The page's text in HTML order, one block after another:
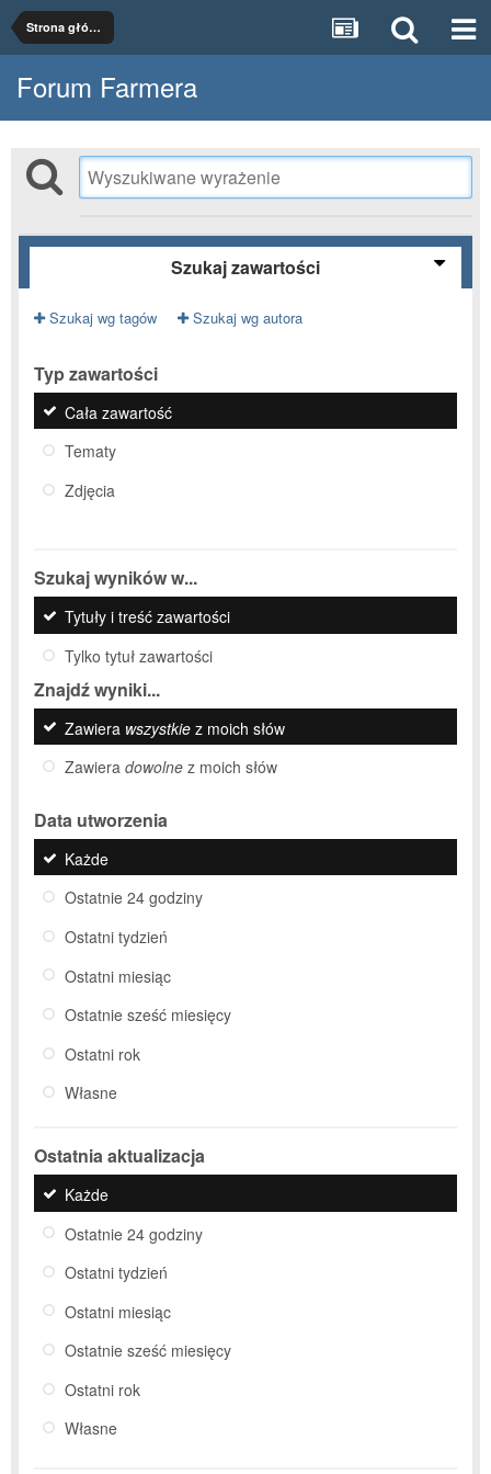
Strona główna
Forum Farmera
Szukaj zawartości
Szukaj wg tagów Szukaj wg autora
Typ zawartości
Cała zawartość
Tematy
Zdjęcia
Szukaj wyników w...
Tytuły i treść zawartości
Tylko tytuł zawartości
Znajdź wyniki...
Zawiera wszystkie z moich słów
Zawiera dowolne z moich słów
Data utworzenia
Każde
Ostatnie 24 godziny
Ostatni tydzień
Ostatni miesiąc
Ostatnie sześć miesięcy
Ostatni rok
Własne
Ostatnia aktualizacja
Każde
Ostatnie 24 godziny
Ostatni tydzień
Ostatni miesiąc
Ostatnie sześć miesięcy
Ostatni rok
Własne